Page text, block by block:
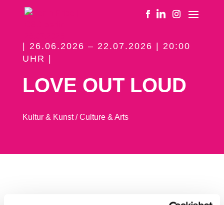
| 26.06.2026 – 22.07.2026 | 20:00
UHR |
LOVE OUT LOUD
Kultur & Kunst / Culture & Arts